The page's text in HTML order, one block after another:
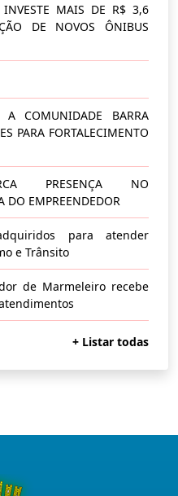
INVESTE MAIS DE R$ 3,6
DE NOVOS ÔNIBUS
A COMUNIDADE BARRA
PARA FORTALECIMENTO
PRESENÇA NO
DO EMPREENDEDOR
para atender
e Trânsito
de Marmeleiro recebe
+ Listar todas